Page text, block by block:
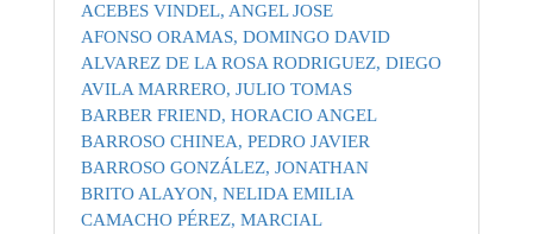
ACEBES VINDEL, ANGEL JOSE
AFONSO ORAMAS, DOMINGO DAVID
ALVAREZ DE LA ROSA RODRIGUEZ, DIEGO
AVILA MARRERO, JULIO TOMAS
BARBER FRIEND, HORACIO ANGEL
BARROSO CHINEA, PEDRO JAVIER
BARROSO GONZÁLEZ, JONATHAN
BRITO ALAYON, NELIDA EMILIA
CAMACHO PÉREZ, MARCIAL